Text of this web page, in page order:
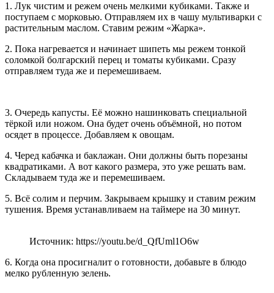
1. Лук чистим и режем очень мелкими кубиками. Также и
поступаем с морковью. Отправляем их в чашу мультиварки с
растительным маслом. Ставим режим «Жарка».
2. Пока нагревается и начинает шипеть мы режем тонкой
соломкой болгарский перец и томаты кубиками. Сразу
отправляем туда же и перемешиваем.
3. Очередь капусты. Её можно нашинковать специальной
тёркой или ножом. Она будет очень объёмной, но потом
осядет в процессе. Добавляем к овощам.
4. Черед кабачка и баклажан. Они должны быть порезаны
квадратиками. А вот какого размера, это уже решать вам.
Складываем туда же и перемешиваем.
5. Всё солим и перчим. Закрываем крышку и ставим режим
тушения. Время устанавливаем на таймере на 30 минут.
Источник: https://youtu.be/d_QfUml1O6w
6. Когда она просигналит о готовности, добавьте в блюдо
мелко рубленную зелень.